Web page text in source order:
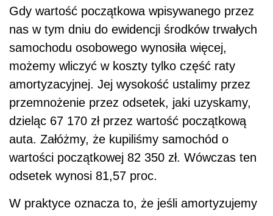
Gdy wartość początkowa wpisywanego przez
nas w tym dniu do ewidencji środków trwałych
samochodu osobowego wynosiła więcej,
możemy wliczyć w koszty tylko część raty
amortyzacyjnej. Jej wysokość ustalimy przez
przemnożenie przez odsetek, jaki uzyskamy,
dzieląc 67 170 zł przez wartość początkową
auta. Załóżmy, że kupiliśmy samochód o
wartości początkowej 82 350 zł. Wówczas ten
odsetek wynosi 81,57 proc.
W praktyce oznacza to, że jeśli amortyzujemy